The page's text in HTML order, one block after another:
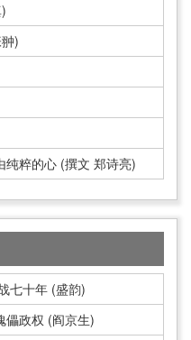
)
纯粹的心 (撰文 郑诗亮)
七十年 (盛韵)
儡政权 (阎京生)